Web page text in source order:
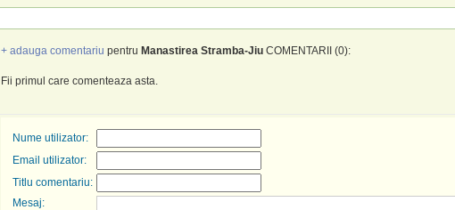
+ adauga comentariu pentru Manastirea Stramba-JiuCOMENTARII (0):
Fii primul care comenteaza asta.
Nume utilizator:
Email utilizator:
Titlu comentariu:
Mesaj: